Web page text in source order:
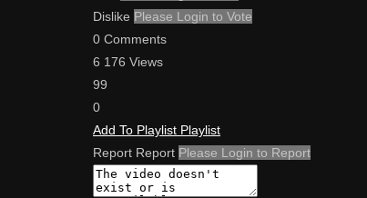
Dislike Please Login to Vote
0 Comments
6 176 Views
99
0
Add To Playlist Playlist
Report Report Please Login to Report